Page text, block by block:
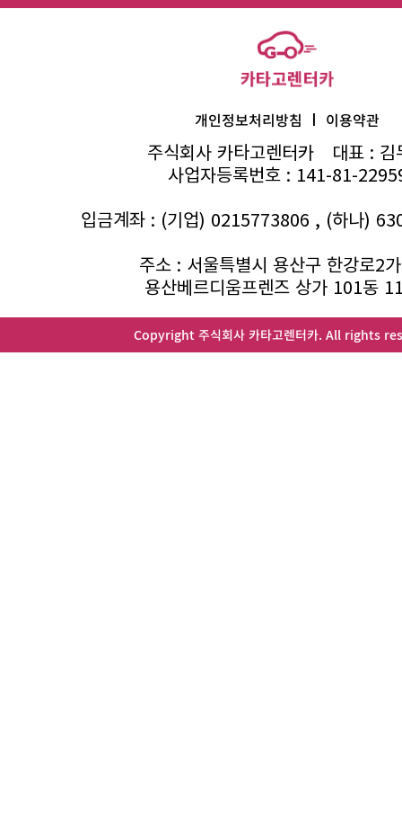
개인정보처리방침 I 이용약관
주식회사 카타고렌터카
대표 : 김
사업자등록번호 : 141-81-
입금계좌 : (기업) 0215773806 , (하나)
주소 : 서울특별시 용산구 한강로2
용산베르디움프렌즈 상가 101동
Copyright 주식회사 카타고렌터카. All rights